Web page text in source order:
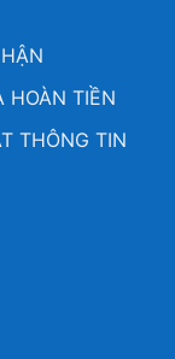
HOÀN TIỀN
THÔNG TIN